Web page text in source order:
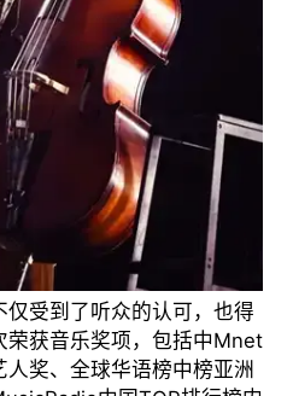
受到了听众的认可，也得
荣获音乐奖项，包括中Mnet
奖、全球华语榜中榜亚洲